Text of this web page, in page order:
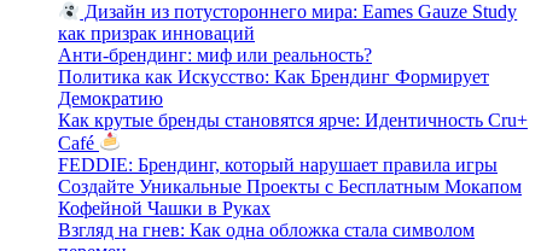
Дизайн из потустороннего мира: Eames Gauze Study
как призрак инноваций
Анти-брендинг: миф или реальность?
Политика как Искусство: Как Брендинг Формирует
Демократию
Как крутые бренды становятся ярче: Идентичность Cru+
Café
FEDDIE: Брендинг, который нарушает правила игры
Создайте Уникальные Проекты с Бесплатным Мокапом
Кофейной Чашки в Руках
Взгляд на гнев: Как одна обложка стала символом